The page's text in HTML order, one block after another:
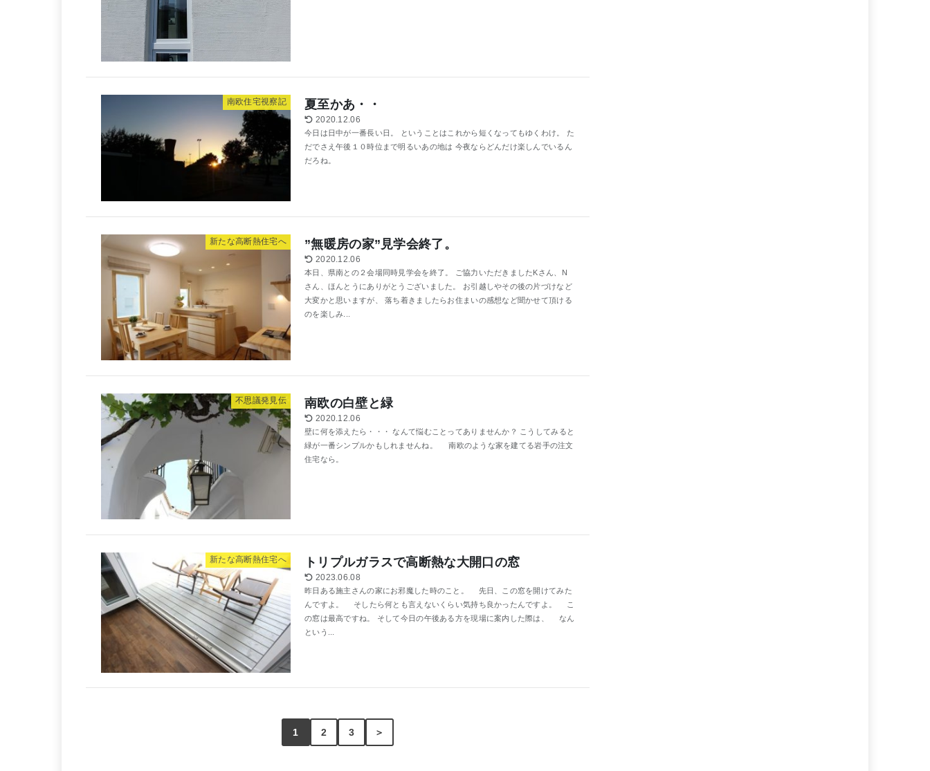
南欧住宅視察記 夏至かあ・・
2020.12.06
今日は日中が一番長い日。 ということはこれから短くなってもゆくわけ。 た
だでさえ午後１０時位まで明るいあの地は 今夜ならどんだけ楽しんでいるん
だろね。
新たな高断熱住宅へ ”無暖房の家”見学会終了。
2020.12.06
本日、県南との２会場同時見学会を終了。 ご協力いただきましたKさん、N
さん、ほんとうにありがとうございました。 お引越しやその後の片づけなど
大変かと思いますが、 落ち着きましたらお住まいの感想など聞かせて頂ける
のを楽しみ...
不思議発見伝 南欧の白壁と緑
2020.12.06
壁に何を添えたら・・・ なんて悩むことってありませんか？ こうしてみると
緑が一番シンプルかもしれませんね。 南欧のような家を建てる岩手の注文
住宅なら。
新たな高断熱住宅へ トリプルガラスで高断熱な大開口の窓
2023.06.08
昨日ある施主さんの家にお邪魔した時のこと。 先日、この窓を開けてみた
んですよ。 そしたら何とも言えないくらい気持ち良かったんですよ。 こ
の窓は最高ですね。 そして今日の午後ある方を現場に案内した際は、 なん
という...
1 2 3 ＞